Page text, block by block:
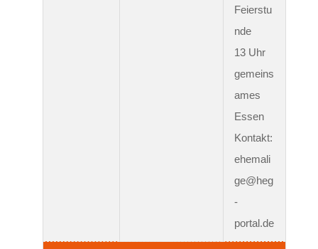
Feierstu
nde
13 Uhr
gemeins
ames
Essen
Kontakt:
ehemali
ge@heg
-
portal.de